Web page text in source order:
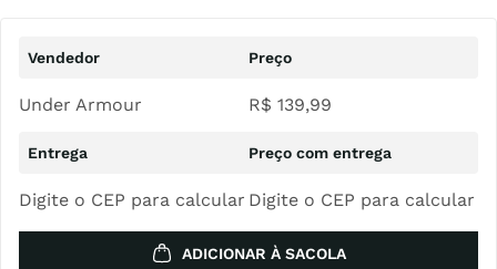
Under Armour R$ 139,99
Digite o CEP para calcular Digite o CEP para calcular
ADICIONAR À SACOLA